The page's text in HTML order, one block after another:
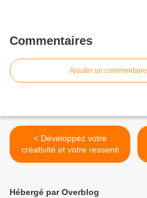
Commentaires
Ajouter un commentaire
< Développez votre
créativité et votre ressenti
Hébergé par Overblog